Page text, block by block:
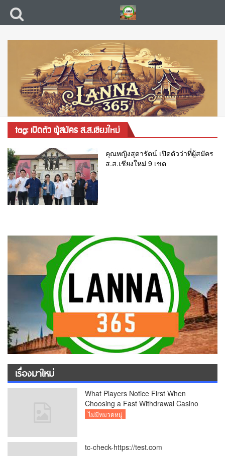
tag: เปิดตัว ผู้สมัคร ส.ส.เชียงใหม่
คุณหญิงสุดารัตน์ เปิดตัวว่าที่่ผู้สมัคร
ส.ส.เชียงใหม่ 9 เขต
เรื่องมาใหม่
What Players Notice First When
Choosing a Fast Withdrawal Casino
UK
ไม่มีหมวดหมู่
tc-check-https://test.com